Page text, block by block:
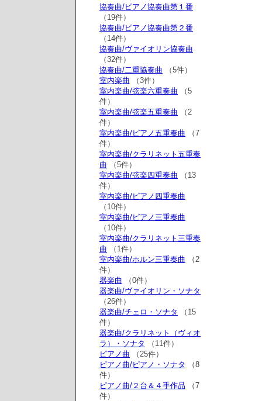
協奏曲/ピアノ協奏曲第１番
（19件）
協奏曲/ピアノ協奏曲第２番
（14件）
協奏曲/ヴァイオリン協奏曲
（32件）
協奏曲/二重協奏曲 （5件）
室内楽曲 （3件）
室内楽曲/弦楽六重奏曲 （5
件）
室内楽曲/弦楽五重奏曲 （2
件）
室内楽曲/ピアノ五重奏曲 （7
件）
室内楽曲/クラリネット五重奏
曲 （5件）
室内楽曲/弦楽四重奏曲 （13
件）
室内楽曲/ピアノ四重奏曲
（10件）
室内楽曲/ピアノ三重奏曲
（10件）
室内楽曲/クラリネット三重奏
曲 （1件）
室内楽曲/ホルン三重奏曲 （2
件）
器楽曲 （0件）
器楽曲/ヴァイオリン・ソナタ
（26件）
器楽曲/チェロ・ソナタ
（15
件）
器楽曲/クラリネット（ヴィオ
ラ）・ソナタ
（11件）
ピアノ曲 （25件）
ピアノ曲/ピアノ・ソナタ
（8
件）
ピアノ曲/２台＆４手作品 （7
件）